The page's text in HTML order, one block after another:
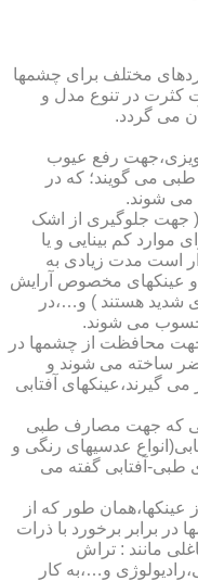
مختلف برای چشمها
کثرت در تنوع مدل و
می گردد.
رفع عیوب
می گویند؛ که در
می شوند.
( جهت جلوگیری از اشک
کم بینایی و یا
است مدت زیادی به
عینکهای مخصوص آرایش
شدید هستند ) و…،در
می شوند.
جهت محافظت از چشمها در
مضر ساخته می شوند و
گیرند،عینکهای آفتابی
که جهت مصارف طبی
عدسیهای رنگی و
طبی-آفتابی گفته می
عینکها،همان طور که از
برابر برخورد با ذرات
مانند : تراش
و…،به کار